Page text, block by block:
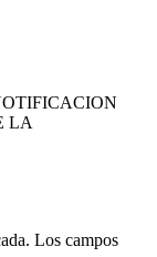
LA
Los campos